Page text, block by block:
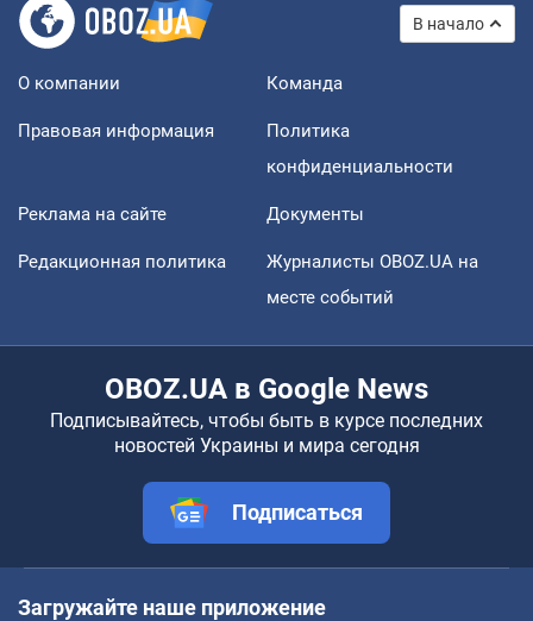
В начало
О компании Команда
Правовая информация
Политика
конфиденциальности
Реклама на сайте Документы
Редакционная политика
Журналисты OBOZ.UA на
месте событий
OBOZ.UA в Google News
Подписывайтесь, чтобы быть в курсе последних
новостей Украины и мира сегодня
Подписаться
Загружайте наше приложение